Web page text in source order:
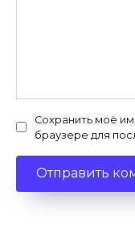
Сохранить моё
браузере для